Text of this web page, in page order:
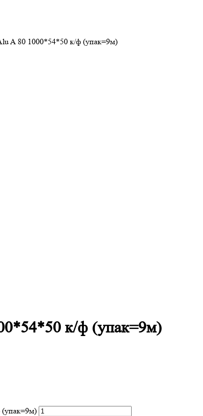
A 80 1000*54*50 к/ф (упак=9м)
к/ф (упак=9м)